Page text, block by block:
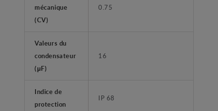
mécanique
(CV)
0.75
Valeurs du
condensateur
(μF)
16
Indice de
protection
IP 68